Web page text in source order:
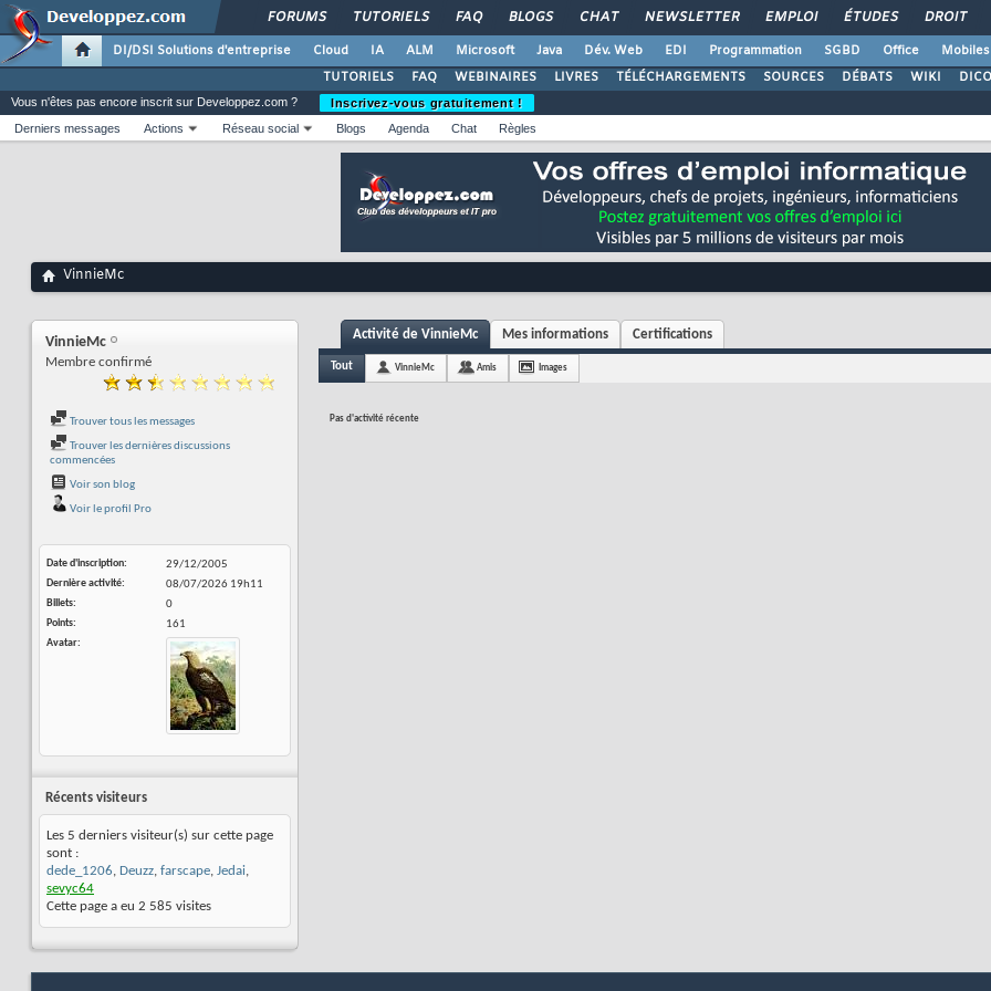
FORUMS TUTORIELS FAQ BLOGS CHAT NEWSLETTER EMPLOI ÉTUDES DROIT
DI/DSI Solutions d'entreprise Cloud IA ALM Microsoft Java Dév. Web EDI Programmation SGBD Office Mobiles
TUTORIELS
FAQ WEBINAIRES LIVRES TÉLÉCHARGEMENTS SOURCES DÉBATS WIKI DICO
Vous n'êtes pas encore inscrit sur Developpez.com ?
Inscrivez-vous gratuitement !
Derniers messages
Actions Réseau social Blogs Agenda Chat Règles
VinnieMc
VinnieMc
Membre confirmé
Trouver tous les messages
Trouver les dernières discussions
commencées
Voir son blog
Voir le profil Pro
Date d'inscription
29/12/2005
Dernière activité
08/07/2026 19h11
Billets
0
Points
161
Avatar
Récents visiteurs
Les 5 derniers visiteur(s) sur cette page
sont :
dede_1206, Deuzz, farscape, Jedai,
sevyc64
Cette page a eu 2 585 visites
Activité de VinnieMc Mes informations Certifications
Tout VinnieMc Amis Images
Pas d'activité récente